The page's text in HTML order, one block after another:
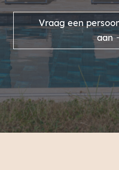
Vraag een
aan